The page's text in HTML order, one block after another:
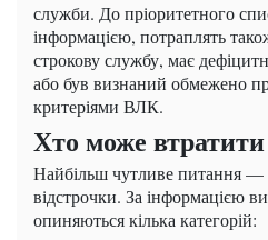
служби. До пріоритетного
інформацією, потраплять
строкову службу, має
або був визнаний обмежено
критеріями ВЛК.
Хто може втратити
Найбільш чутливе питання —
відстрочки. За інформацією
опиняються кілька категорій: